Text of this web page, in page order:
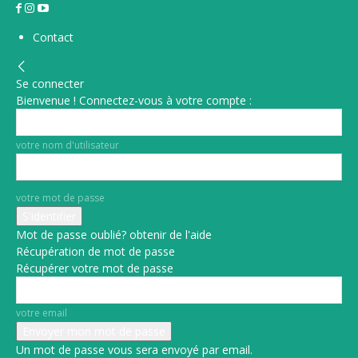
Contact
Se connecter
Bienvenue ! Connectez-vous à votre compte :
votre nom d'utilisateur
votre mot de passe
Mot de passe oublié? obtenir de l'aide
Récupération de mot de passe
Récupérer votre mot de passe
votre email
Un mot de passe vous sera envoyé par email.